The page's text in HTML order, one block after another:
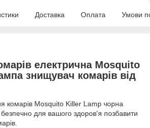
Доставка Оплата Умови
електрична Mosquito
знищувач комарів від
комарів Mosquito Killer Lamp чорна
для вашого здоров'я позбавити